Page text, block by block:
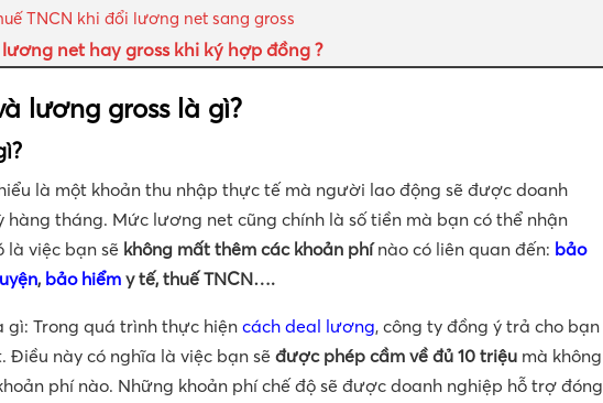
TNCN khi đổi lương net sang gross
net hay gross khi ký hợp đồng ?
lương gross là gì?
là một khoản thu nhập thực tế mà người lao động sẽ được doanh
hàng tháng. Mức lương net cũng chính là số tiền mà bạn có thể nhận
là việc bạn sẽ không mất thêm các khoản phínào có liên quan đến: bảo
, bảo hiểm y tế, thuế TNCN….
Trong quá trình thực hiện cách deal lương, công ty đồng ý trả cho bạn
Điều này có nghĩa là việc bạn sẽ được phép cầm về đủ 10 triệu mà không
phí nào. Những khoản phí chế độ sẽ được doanh nghiệp hỗ trợ đóng